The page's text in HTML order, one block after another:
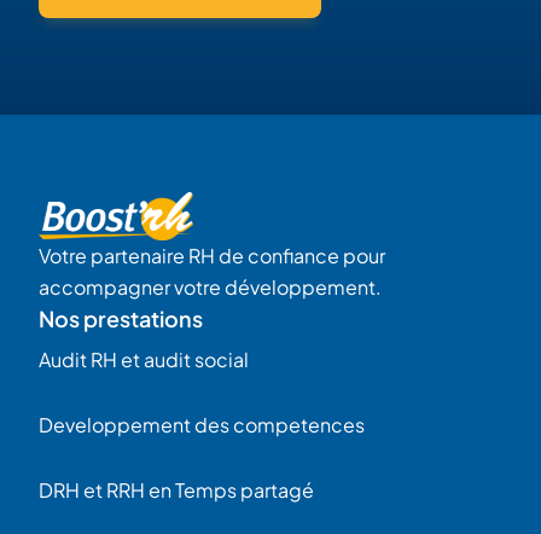
Votre partenaire RH de confiance pour
accompagner votre développement.
Nos prestations
Audit RH et audit social
Developpement des competences
DRH et RRH en Temps partagé